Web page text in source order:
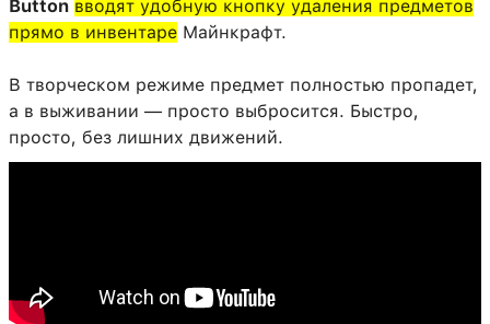
Button вводят удобную кнопку удаления предметов
прямо в инвентаре Майнкрафт.
В творческом режиме предмет полностью пропадет,
а в выживании — просто выбросится. Быстро,
просто, без лишних движений.